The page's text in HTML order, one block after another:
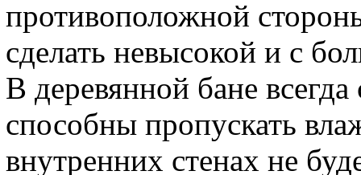
противоположной
сделать невысокой и с
В деревянной бане
способны пропускать
внутренних стенах не